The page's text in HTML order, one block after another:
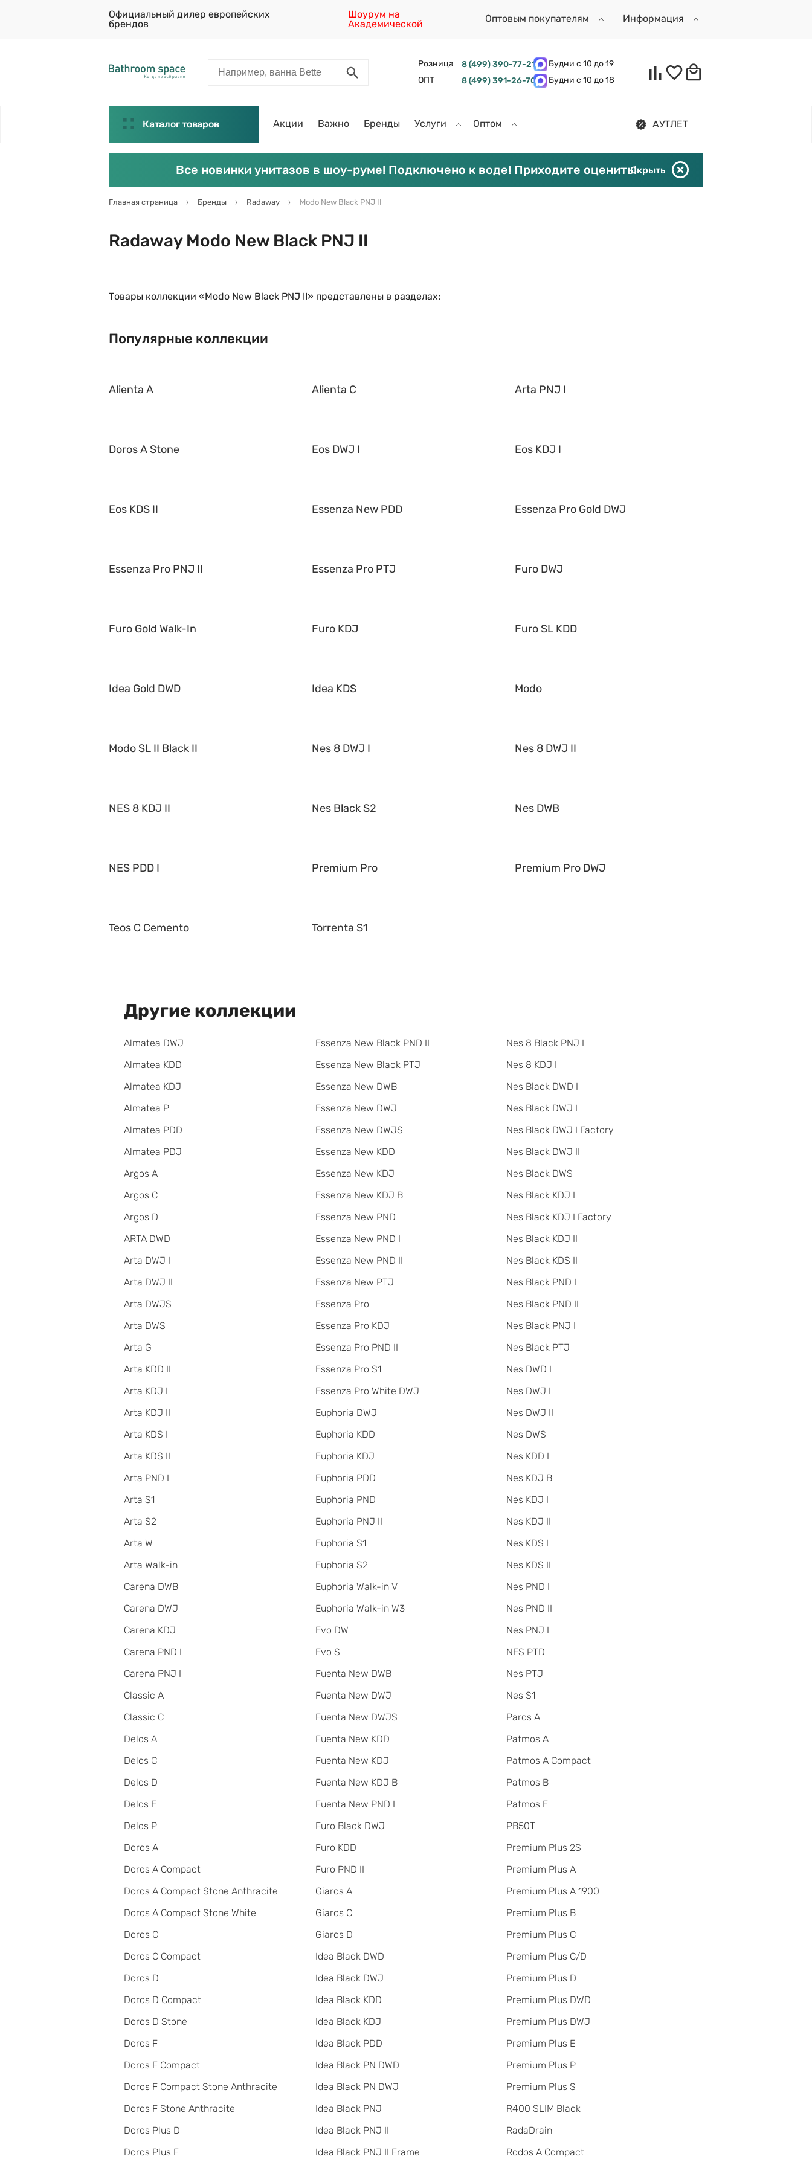
Официальный дилер европейских
брендов
Шоурум на
Академической
Оптовым покупателям Информация
Розница 8 (499) 390-77-21
Будни с 10 до 19
ОПТ
8 (499) 391-26-70 Будни с 10 до 18
Каталог товаров Акции Важно Бренды Услуги Оптом АУТЛЕТ
Все новинки унитазов в шоу-руме! Подключено к воде! Приходите оценить!Скрыть
Главная страница Бренды Radaway Modo New Black PNJ II
Radaway Modo New Black PNJ II
Товары коллекции «Modo New Black PNJ II» представлены в разделах:
Популярные коллекции
Alienta A Alienta C Arta PNJ I
Doros A Stone Eos DWJ I Eos KDJ I
Eos KDS II Essenza New PDD Essenza Pro Gold DWJ
Essenza Pro PNJ II Essenza Pro PTJ Furo DWJ
Furo Gold Walk-In Furo KDJ Furo SL KDD
Idea Gold DWD Idea KDS Modo
Modo SL II Black II Nes 8 DWJ I Nes 8 DWJ II
NES 8 KDJ II Nes Black S2 Nes DWB
NES PDD I Premium Pro Premium Pro DWJ
Teos C Cemento Torrenta S1
Другие коллекции
Almatea DWJ
Almatea KDD
Almatea KDJ
Almatea P
Almatea PDD
Almatea PDJ
Argos A
Argos C
Argos D
ARTA DWD
Arta DWJ I
Arta DWJ II
Arta DWJS
Arta DWS
Arta G
Arta KDD II
Arta KDJ I
Arta KDJ II
Arta KDS I
Arta KDS II
Arta PND I
Arta S1
Arta S2
Arta W
Arta Walk-in
Carena DWB
Carena DWJ
Carena KDJ
Carena PND I
Carena PNJ I
Classic A
Classic C
Delos A
Delos C
Delos D
Delos E
Delos P
Doros A
Doros A Compact
Doros A Compact Stone Anthracite
Doros A Compact Stone White
Doros C
Doros C Compact
Doros D
Doros D Compact
Doros D Stone
Doros F
Doros F Compact
Doros F Compact Stone Anthracite
Doros F Stone Anthracite
Doros Plus D
Doros Plus F
Essenza New Black PND II
Essenza New Black PTJ
Essenza New DWB
Essenza New DWJ
Essenza New DWJS
Essenza New KDD
Essenza New KDJ
Essenza New KDJ B
Essenza New PND
Essenza New PND I
Essenza New PND II
Essenza New PTJ
Essenza Pro
Essenza Pro KDJ
Essenza Pro PND II
Essenza Pro S1
Essenza Pro White DWJ
Euphoria DWJ
Euphoria KDD
Euphoria KDJ
Euphoria PDD
Euphoria PND
Euphoria PNJ II
Euphoria S1
Euphoria S2
Euphoria Walk-in V
Euphoria Walk-in W3
Evo DW
Evo S
Fuenta New DWB
Fuenta New DWJ
Fuenta New DWJS
Fuenta New KDD
Fuenta New KDJ
Fuenta New KDJ B
Fuenta New PND I
Furo Black DWJ
Furo KDD
Furo PND II
Giaros A
Giaros C
Giaros D
Idea Black DWD
Idea Black DWJ
Idea Black KDD
Idea Black KDJ
Idea Black PDD
Idea Black PN DWD
Idea Black PN DWJ
Idea Black PNJ
Idea Black PNJ II
Idea Black PNJ II Frame
Nes 8 Black PNJ I
Nes 8 KDJ I
Nes Black DWD I
Nes Black DWJ I
Nes Black DWJ I Factory
Nes Black DWJ II
Nes Black DWS
Nes Black KDJ I
Nes Black KDJ I Factory
Nes Black KDJ II
Nes Black KDS II
Nes Black PND I
Nes Black PND II
Nes Black PNJ I
Nes Black PTJ
Nes DWD I
Nes DWJ I
Nes DWJ II
Nes DWS
Nes KDD I
Nes KDJ B
Nes KDJ I
Nes KDJ II
Nes KDS I
Nes KDS II
Nes PND I
Nes PND II
Nes PNJ I
NES PTD
Nes PTJ
Nes S1
Paros A
Patmos A
Patmos A Compact
Patmos B
Patmos E
PB50T
Premium Plus 2S
Premium Plus A
Premium Plus A 1900
Premium Plus B
Premium Plus C
Premium Plus C/D
Premium Plus D
Premium Plus DWD
Premium Plus DWJ
Premium Plus E
Premium Plus P
Premium Plus S
R400 SLIM Black
RadаDrain
Rodos A Compact